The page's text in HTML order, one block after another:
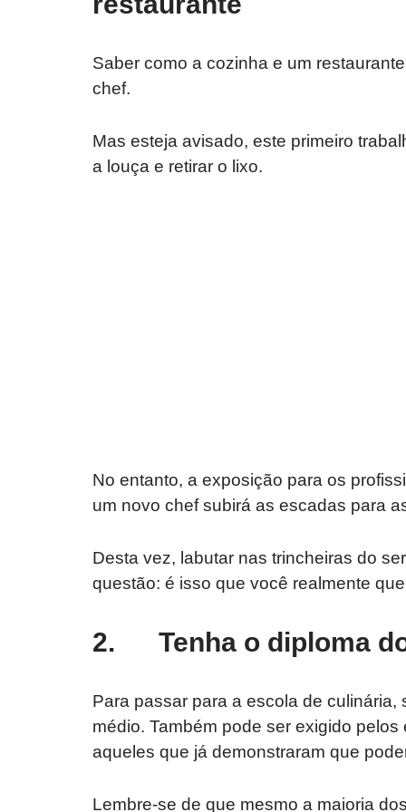
Saber como a cozinha e um
chef.
Mas esteja avisado, este primeiro
a louça e retirar o lixo.
No entanto, a exposição para os
um novo chef subirá as escadas para
Desta vez, labutar nas trincheiras do
questão: é isso que você realmente
2. Tenha o diploma
Para passar para a escola de
médio. Também pode ser exigido
aqueles que já demonstraram que
Lembre-se de que mesmo a maioria